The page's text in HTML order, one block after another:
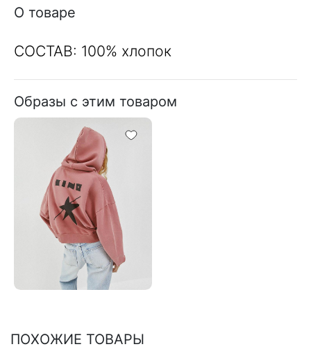
О товаре
СОСТАВ: 100% хлопок
Образы с этим товаром
ПОХОЖИЕ ТОВАРЫ